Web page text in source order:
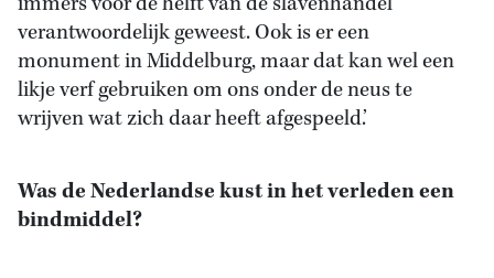
verantwoordelijk geweest. Ook is er een
monument in Middelburg, maar dat kan wel een
likje verf gebruiken om ons onder de neus te
wrijven wat zich daar heeft afgespeeld.’
Was de Nederlandse kust in het verleden een
bindmiddel?